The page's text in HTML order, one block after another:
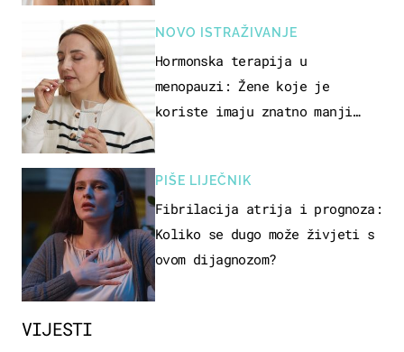
VIJESTI
NOVO ISTRAŽIVANJE
Hormonska terapija u
menopauzi: Žene koje je
koriste imaju znatno manji
PIŠE LIJEČNIK
Fibrilacija atrija i prognoza:
Koliko se dugo može živjeti s
ovom dijagnozom?